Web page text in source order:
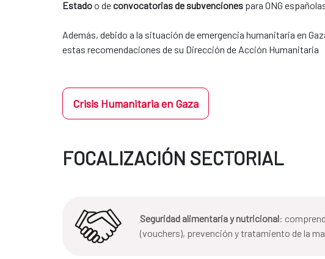
Estado o de convocatorias de subvenciones para ONG
​​​​​​​Además, debido a la situación de emergencia humanitaria en
estas recomendaciones de su Dirección de Acción Humanitaria
Crisis Humanitaria en Gaza
FOCALIZACIÓN SECTORIAL
Seguridad alimentaria y nutricional:
(vouchers), prevención y tratamiento de la